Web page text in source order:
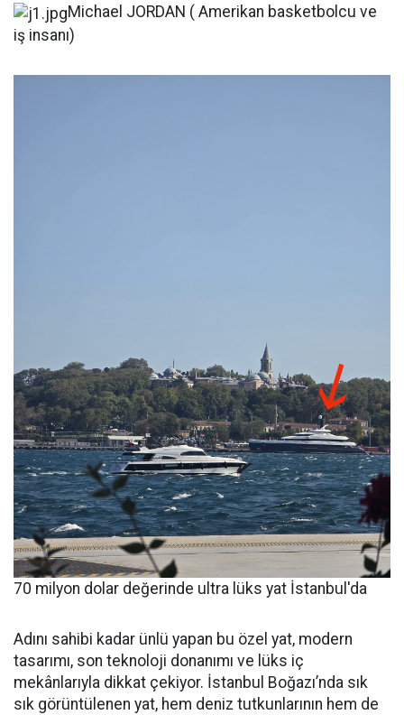
Michael JORDAN ( Amerikan basketbolcu ve
iş insanı)
70 milyon dolar değerinde ultra lüks yat İstanbul'da
Adını sahibi kadar ünlü yapan bu özel yat, modern
tasarımı, son teknoloji donanımı ve lüks iç
mekânlarıyla dikkat çekiyor. İstanbul Boğazı’nda sık
sık görüntülenen yat, hem deniz tutkunlarının hem de